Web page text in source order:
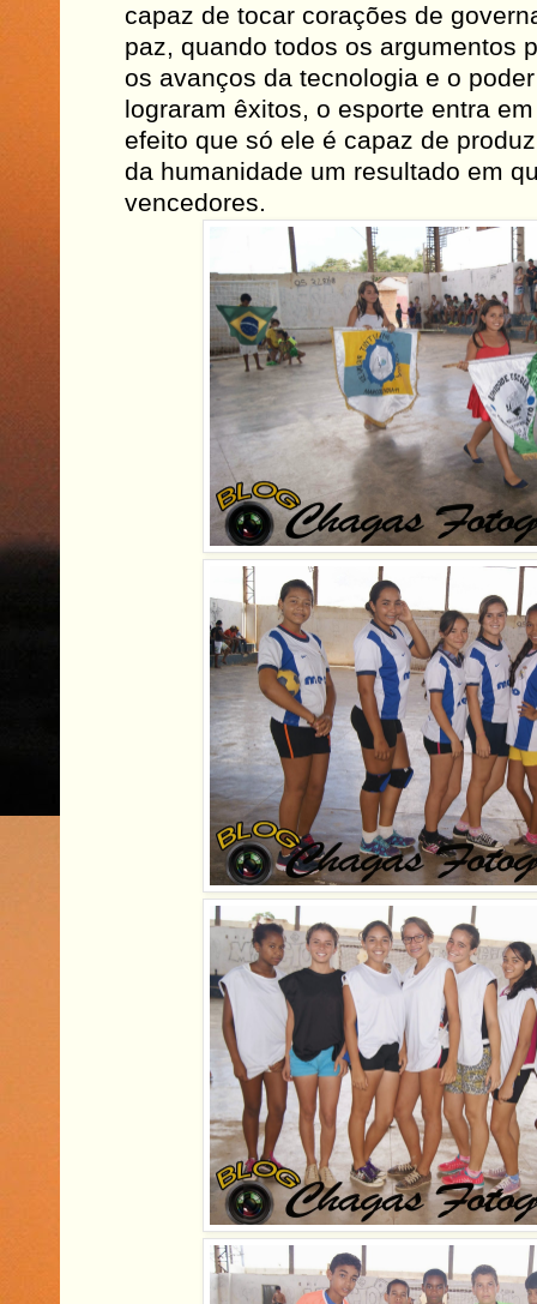
capaz de tocar corações de
paz, quando todos os argumentos
os avanços da tecnologia e o
lograram êxitos, o esporte entra
efeito que só ele é capaz de
da humanidade um resultado em
vencedores.